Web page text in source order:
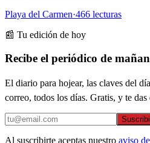
Playa del Carmen·466 lecturas
📰 Tu edición de hoy
Recibe el periódico de
El diario para hojear, las claves del
correo, todos los días. Gratis, y te
Al suscribirte aceptas nuestro aviso